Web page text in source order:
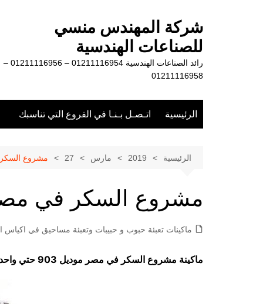
شركة المهندس منسي
للصناعات الهندسية
رائد الصناعات الهندسية 01211116954 – 01211116956 –
01211116958
الرئيسية اتـصـل بـنـا في الفروع التي تناسبك
الرئيسية 2019 مارس 27 مشروع
مشروع السكر في
ماكينات تعبئة حبوب و حبيبات وتعبئة مساحيق في اكياس
ماكينة مشروع السكر في مصر موديل 903 حتي واحد كيلو ماركة مهندس منسي